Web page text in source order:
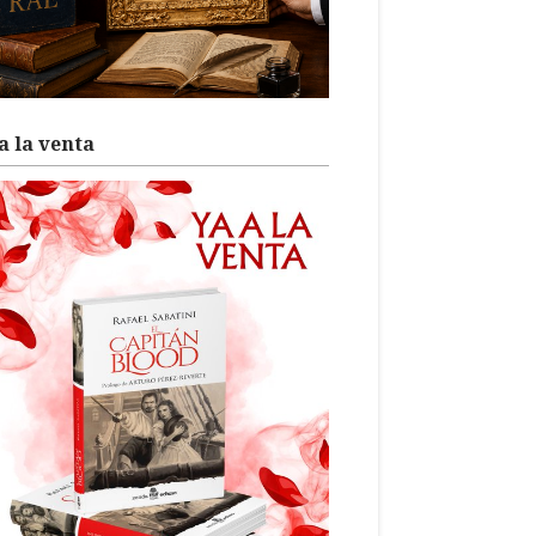
la venta